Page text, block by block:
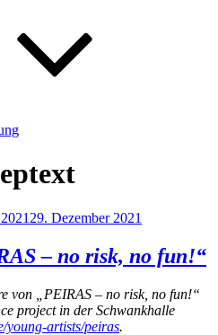
29. Dezember 2021
– no risk, no fun!“
von „PEIRAS – no risk, no fun!“
project in der Schwankhalle
young-artists/peiras.